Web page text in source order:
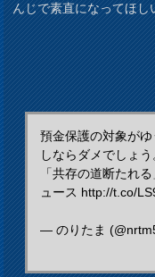
んじで素直になってほ
預金保護の対象が
しならダメでしょ
「共存の道断たれ
ュース http://t.co/
— のりたま